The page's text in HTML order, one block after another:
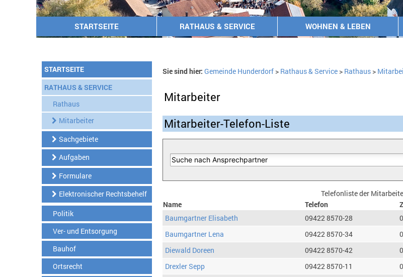
STARTSEITE RATHAUS & SERVICE WOHNEN & LEBEN
STARTSEITE
RATHAUS & SERVICE
Rathaus
Mitarbeiter
Sachgebiete
Aufgaben
Formulare
Elektronischer Rechtsbehelf
Politik
Ver- und Entsorgung
Bauhof
Ortsrecht
Sie sind hier: Gemeinde Hunderdorf> Rathaus & Service> Rathaus>
Mitarbeiter
Mitarbeiter-Telefon-Liste
Telefonliste der
Name
Telefon
Baumgartner Elisabeth
09422 8570-28
Baumgartner Lena
09422 8570-34
Diewald Doreen
09422 8570-42
Drexler Sepp
09422 8570-11